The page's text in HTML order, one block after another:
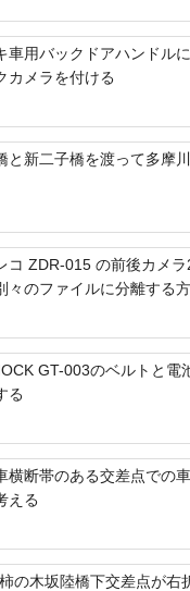
車用バックドアハンドル
カメラを付ける
と新二子橋を渡って多摩
コ ZDR-015 の前後カメ
々のファイルに分離する
GT-003のベルトと電
る
横断帯のある交差点での
える
の木坂陸橋下交差点が右